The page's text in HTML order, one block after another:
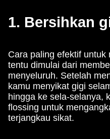
1. Bersihkan
Cara paling efektif
tentu dimulai dari
menyeluruh. Setelah
kamu menyikat gigi
hingga ke sela-selanya,
flossing untuk
terjangkau sikat.